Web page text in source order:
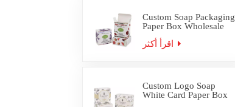
Custom Soap Packaging
Paper Box Wholesale
Custom Logo Soap
White Card Paper Box